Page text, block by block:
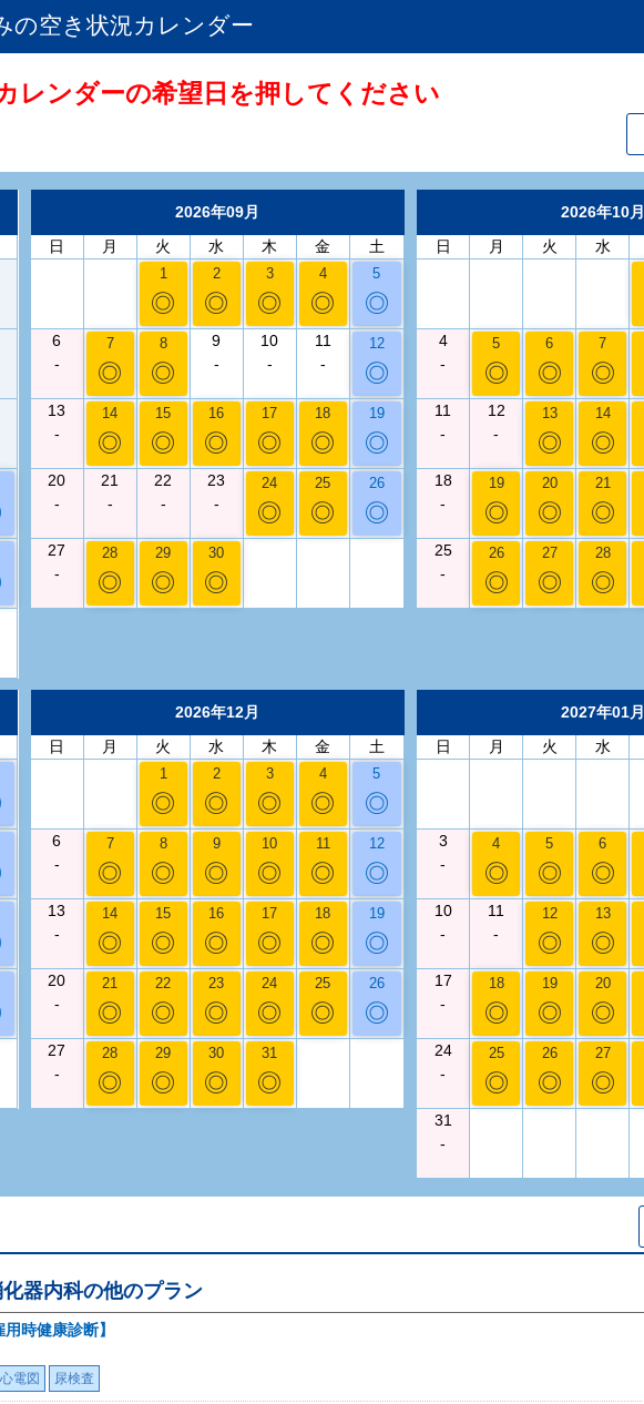
の空き状況カレンダー
レンダーの希望日を押してください
2026年09月
日
月 火 水 木 金 土
1
◎
2
◎
3
◎
4
◎
5
◎
6
-
7
◎
8
◎
9
-
10
-
11
-
12
◎
13
-
14
◎
15
◎
16
◎
17
◎
18
◎
19
◎
20
-
21
-
22
-
23
-
24
◎
25
◎
26
◎
27
-
28
◎
29
◎
30
◎
2026年10月
日
月 火 水
4
-
5
◎
6
◎
7
◎
11
-
12
-
13
◎
14
◎
18
-
19
◎
20
◎
21
◎
25
-
26
◎
27
◎
28
◎
2026年12月
日
月 火 水 木 金 土
1
◎
2
◎
3
◎
4
◎
5
◎
6
-
7
◎
8
◎
9
◎
10
◎
11
◎
12
◎
13
-
14
◎
15
◎
16
◎
17
◎
18
◎
19
◎
20
-
21
◎
22
◎
23
◎
24
◎
25
◎
26
◎
27
-
28
◎
29
◎
30
◎
31
◎
2027年01月
日
月 火 水
3
-
4
◎
5
◎
6
◎
10
-
11
-
12
◎
13
◎
17
-
18
◎
19
◎
20
◎
24
-
25
◎
26
◎
27
◎
31
-
器内科の他のプラン
時健康診断】
心電図 尿検査